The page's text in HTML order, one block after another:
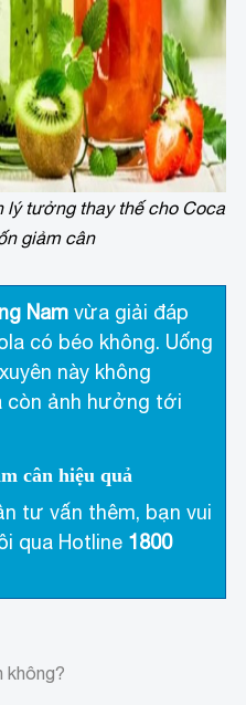
tưởng thay thế cho Coca
giảm cân
Nam vừa giải đáp
có béo không. Uống
này không
còn ảnh hưởng tới
cân hiệu quả
tư vấn thêm, bạn vui
qua Hotline 1800
không?